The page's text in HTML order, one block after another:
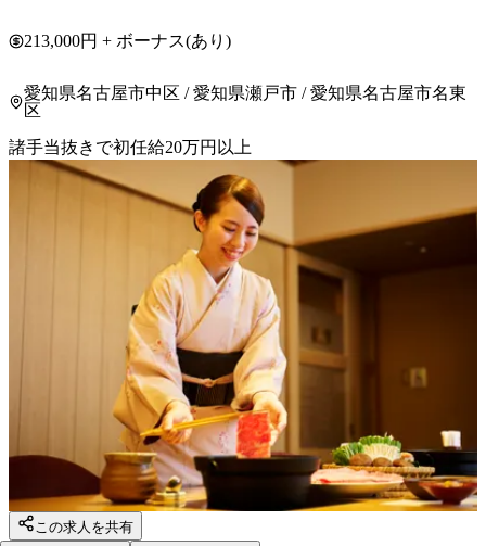
213,000円 + ボーナス(あり)
愛知県名古屋市中区 / 愛知県瀬戸市 / 愛知県名古屋市名東
区
諸手当抜きで初任給20万円以上
この求人を共有